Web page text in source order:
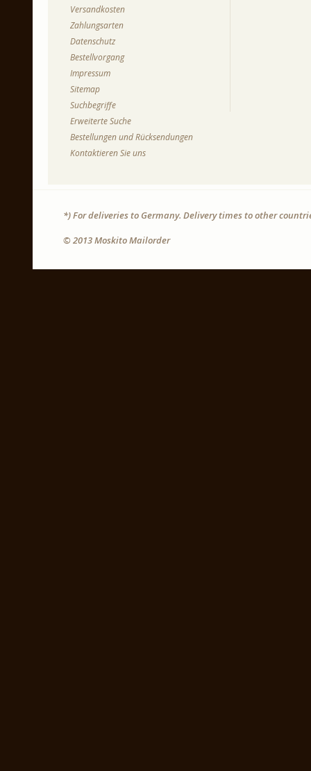
Versandkosten
Zahlungsarten
Datenschutz
Bestellvorgang
Impressum
Sitemap
Suchbegriffe
Erweiterte Suche
Bestellungen und Rücksendungen
Kontaktieren Sie uns
*) For deliveries to Germany. Delivery times to other
© 2013 Moskito Mailorder